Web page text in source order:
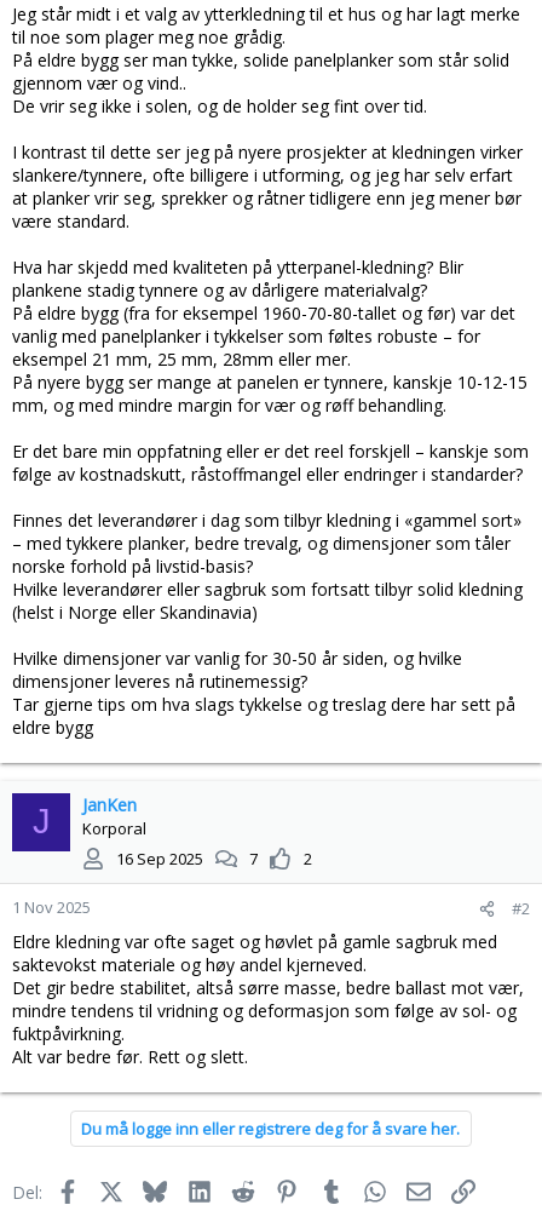
Jeg står midt i et valg av ytterkledning til et hus og har lagt merke
til noe som plager meg noe grådig.
På eldre bygg ser man tykke, solide panelplanker som står solid
gjennom vær og vind..
De vrir seg ikke i solen, og de holder seg fint over tid.
I kontrast til dette ser jeg på nyere prosjekter at kledningen virker
slankere/tynnere, ofte billigere i utforming, og jeg har selv erfart
at planker vrir seg, sprekker og råtner tidligere enn jeg mener bør
være standard.
Hva har skjedd med kvaliteten på ytterpanel-kledning? Blir
plankene stadig tynnere og av dårligere materialvalg?
På eldre bygg (fra for eksempel 1960-70-80-tallet og før) var det
vanlig med panelplanker i tykkelser som føltes robuste – for
eksempel 21 mm, 25 mm, 28mm eller mer.
På nyere bygg ser mange at panelen er tynnere, kanskje 10-12-15
mm, og med mindre margin for vær og røff behandling.
Er det bare min oppfatning eller er det reel forskjell – kanskje som
følge av kostnadskutt, råstoffmangel eller endringer i standarder?
Finnes det leverandører i dag som tilbyr kledning i «gammel sort»
– med tykkere planker, bedre trevalg, og dimensjoner som tåler
norske forhold på livstid-basis?
Hvilke leverandører eller sagbruk som fortsatt tilbyr solid kledning
(helst i Norge eller Skandinavia)
Hvilke dimensjoner var vanlig for 30-50 år siden, og hvilke
dimensjoner leveres nå rutinemessig?
Tar gjerne tips om hva slags tykkelse og treslag dere har sett på
eldre bygg
J JanKen
Korporal
16 Sep 2025
7 2
1 Nov 2025 #2
Eldre kledning var ofte saget og høvlet på gamle sagbruk med
saktevokst materiale og høy andel kjerneved.
Det gir bedre stabilitet, altså sørre masse, bedre ballast mot vær,
mindre tendens til vridning og deformasjon som følge av sol- og
fuktpåvirkning.
Alt var bedre før. Rett og slett.
Du må logge inn eller registrere deg for å svare her.
Del: Facebook BlueskyLinkedInReddit PinterestTumblr WhatsApp
E-postLink